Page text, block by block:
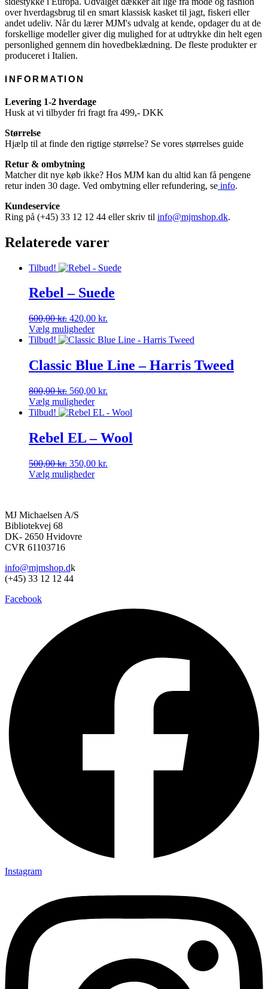
over hverdagsbrug til en smart klassisk kasket til jagt, fiskeri eller
andet udeliv. Når du lærer MJM's udvalg at kende, opdager du at de
forskellige modeller giver dig mulighed for at udtrykke din helt egen
personlighed gennem din hovedbeklædning. De fleste produkter er
produceret i Italien.
INFORMATION
Levering 1-2 hverdage
Husk at vi tilbyder fri fragt fra 499,- DKK
Størrelse
Hjælp til at finde den rigtige størrelse? Se vores størrelses guide
Retur & ombytning
Matcher dit nye køb ikke? Hos MJM kan du altid kan få pengene
retur inden 30 dage. Ved ombytning eller refundering, se info.
Kundeservice
Ring på (+45) 33 12 12 44 eller skriv til info@mjmshop.dk.
Relaterede varer
Tilbud!
Rebel – Suede
600,00kr. Den
oprindelige
pris
600,00 kr..
420,00 kr.
pris
420,00 kr..
Vælg muligheder
Dette
har
flere
Mulighederne
kan
vælges
varesiden
Tilbud!
Classic Blue Line – Harris Tweed
800,00kr. Den
oprindelige
pris
800,00 kr..
560,00 kr.
pris
560,00 kr..
Vælg muligheder
Dette
har
flere
Mulighederne
kan
Tilbud!
Rebel EL – Wool
500,00kr. Den
oprindelige
350,00 kr.
Vælg muligheder
flere
varianter.
Mulighederne
kan
på
varesiden
MJ Michaelsen A/S
Bibliotekvej 68
DK- 2650 Hvidovre
CVR 61103716
info@mjmshop.dk
(+45) 33 12 12 44
Facebook
Instagram